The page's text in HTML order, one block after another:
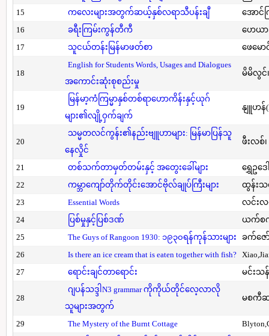
15
ကလေးများအတွက်ဆယ့်နှစ်လရာသီပန်းချီ
အောင်
16
ခရီးကြမ်းကွန်တီကီ
ဟေယာ
17
သူငယ်တန်းမြန်မာဖတ်စာ ဖေမော
18
English for Students Words, Usages and Dialogues
အကောင်းဆုံးစုစည်းမှု
မိမိလွင်၊
19
မြန်မာ့ကံကြမ္မာနှစ်တစ်ရာဟောကိန်းနှင့်ယုဂ်
များ၏လျို့ဝှက်ချက်
နျူဟန်
20
သမ္မတလင်ကွန်း၏နည်းဗျူဟာများ: မြန်မာပြန်သူ
နေလှိုင်
ဖီးလစ်
21 တစ်သက်တာမှတ်တမ်းနှင့် အတွေးခေါ်များ
ရွှေဥဒေ
22
ကမ္ဘာကျော်တိုက်တိုင်းအောင်ဗိုလ်ချုပ်ကြီးများ
ထွန်းသ
23
Essential Words
လင်းလ
24
ပြစ်မှုနှင့်ပြစ်ဒဏ်
ယက်စကီ
25
The Guys of Rangoon 1930: ၁၉၃၀ရန်ကုန်သားများ
ခက်ဇေ
26
Is there an ice cream that is eaten together with fish?
27
ရောင်းချင်တာရောင်း မင်းသ
28
ဂျပန်သဒ္ဒါN3 grammar ကိုကိုယ်တိုင်လေ့လာလို
သူများအတွက်
မစကီ
29 The Mystery of the Burnt Cottage